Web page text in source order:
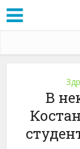
В